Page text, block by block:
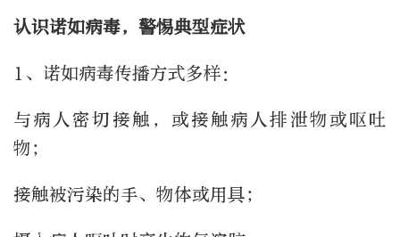
认识诺如病毒，警惕典型症状
1、诺如病毒传播方式多样：
与病人密切接触，或接触病人排泄物或呕吐
物；
接触被污染的手、物体或用具；